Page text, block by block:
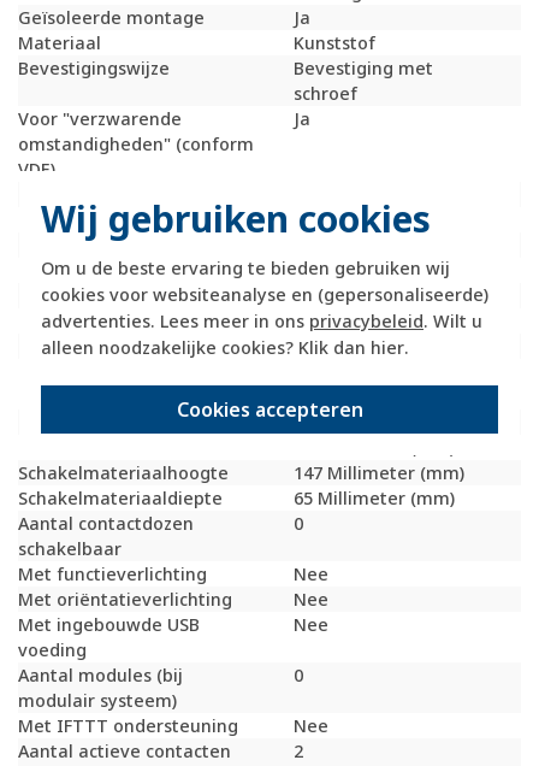
Wij gebruiken cookies
Om u de beste ervaring te bieden gebruiken wij
cookies voor websiteanalyse en (gepersonaliseerde)
advertenties. Lees meer in ons privacybeleid. Wilt u
alleen noodzakelijke cookies? Klik dan hier.
Cookies accepteren
Geïsoleerde montage
Ja
Materiaal
Kunststof
Bevestigingswijze
Bevestiging met
schroef
Voor "verzwarende
omstandigheden" (conform
VDE)
Ja
RAL-nummer (vergelijkbaar)
9010
Slagvastheid
Transparant
Nee
Uitvoering oppervlakte
Mat
Met glaszekering
Nee
Met doorlusvoorziening
Nee
beschermingsgraad (IP)
Geen
Schakelmateriaalhoogte
147 Millimeter (mm)
Schakelmateriaaldiepte
65 Millimeter (mm)
Aantal contactdozen
schakelbaar
0
Met functieverlichting
Nee
Met oriëntatieverlichting
Nee
Met ingebouwde USB
voeding
Nee
Aantal modules (bij
modulair systeem)
0
Met IFTTT ondersteuning
Nee
Aantal actieve contacten
2